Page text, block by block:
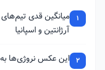
1
میانگین قدی تیم‌های
آرژانتین و اسپانیا
2 این عکس نروژی‌ها